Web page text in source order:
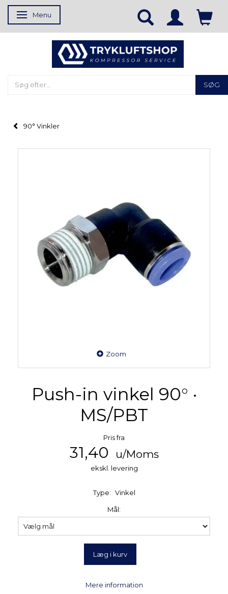
Skifte navigation
Menu
SØG
90° Vinkler
Zoom
Push-in vinkel 90° ·
MS/PBT
Pris fra
31,40 u/Moms
ekskl. levering
Type: Vinkel
Mål:
Læg i kurv
Mere information